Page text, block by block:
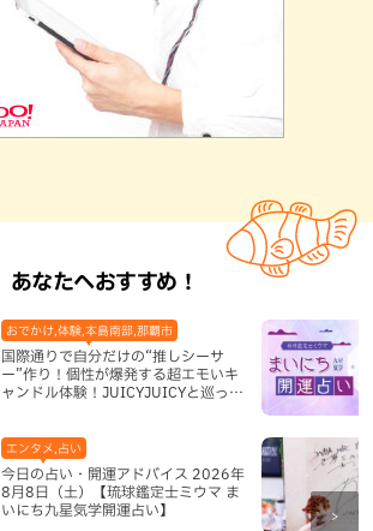
あなたへおすすめ！
国際通りで自分だけの“推しシーサ
ー”作り！個性が爆発する超エモいキ
ャンドル体験！JUICYJUICYと巡って
おでかけ,体験,本島南部,那覇市
今日の占い・開運アドバイス 2026年
8月8日（土）【琉球鑑定士ミウマ ま
いにち九星気学開運占い】
エンタメ,占い